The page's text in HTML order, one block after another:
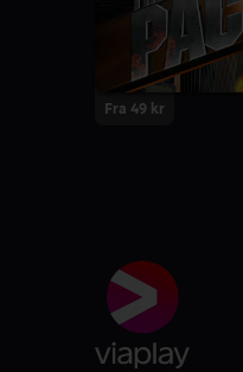
Fra 49 kr